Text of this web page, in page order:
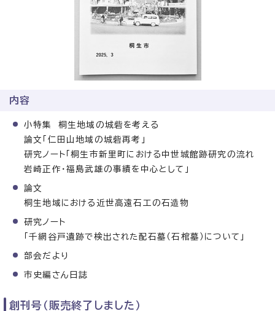
内容
小特集 桐生地域の城砦を考える
論文「仁田山地域の城砦再考」
研究ノート「桐生市新里町における中世城館跡研究の流れ
岩崎正作・福島武雄の事績を中心として」
論文
桐生地域における近世高遠石工の石造物
研究ノート
「千網谷戸遺跡で検出された配石墓（石棺墓）について」
部会だより
市史編さん日誌
創刊号（販売終了しました）